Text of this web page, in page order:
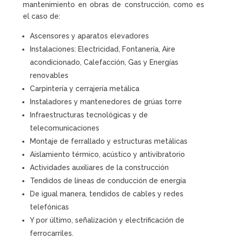
mantenimiento en obras de construcción, como es
el caso de:
Ascensores y aparatos elevadores
Instalaciones: Electricidad, Fontanería, Aire
acondicionado, Calefacción, Gas y Energías
renovables
Carpintería y cerrajería metálica
Instaladores y mantenedores de grúas torre
Infraestructuras tecnológicas y de
telecomunicaciones
Montaje de ferrallado y estructuras metálicas
Aislamiento térmico, acústico y antivibratorio
Actividades auxiliares de la construcción
Tendidos de líneas de conducción de energía
De igual manera, tendidos de cables y redes
telefónicas
Y por último, señalización y electrificación de
ferrocarriles.